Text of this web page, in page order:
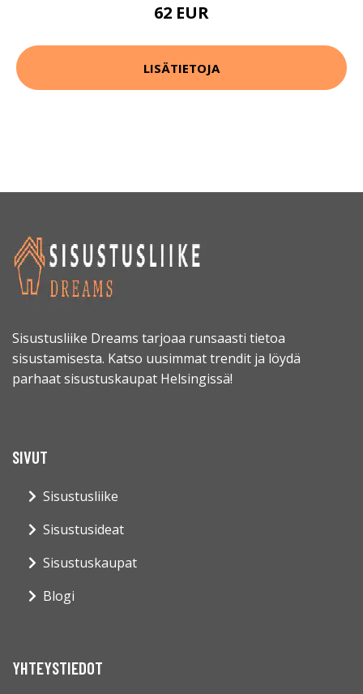
62 EUR
LISÄTIETOJA
Sisustusliike Dreams tarjoaa runsaasti tietoa
sisustamisesta. Katso uusimmat trendit ja löydä
parhaat sisustuskaupat Helsingissä!
SIVUT
Sisustusliike
Sisustusideat
Sisustuskaupat
Blogi
YHTEYSTIEDOT